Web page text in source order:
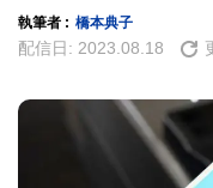
執筆者 : 橋本典子
配信日: 2023.08.18